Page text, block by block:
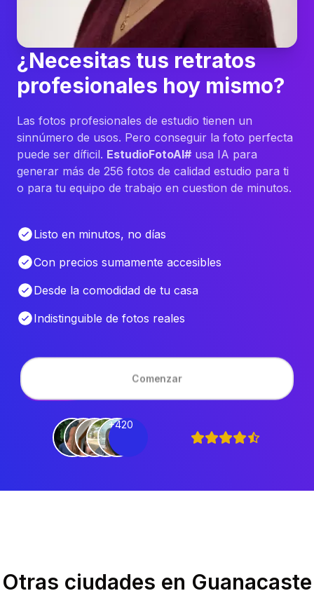
¿Necesitas tus retratos
profesionales hoy mismo?
Las fotos profesionales de estudio tienen un
sinnúmero de usos. Pero conseguir la foto perfecta
puede ser díficil. EstudioFotoAI# usa IA para
generar más de 256 fotos de calidad estudio para ti
o para tu equipo de trabajo en cuestion de minutos.
Listo en minutos, no días
Con precios sumamente accesibles
Desde la comodidad de tu casa
Indistinguible de fotos reales
Comenzar
+420
Otras ciudades en Guanacaste